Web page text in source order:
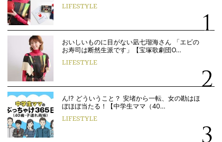
LIFESTYLE
おいしいものに目がない凪七瑠海さん 「エビの
お寿司は断然生派です」【宝塚歌劇団O…
LIFESTYLE
ん!? どういうこと？ 安堵から一転、女の勘はほ
ぼほぼ当たる！【中学生ママ（40…
LIFESTYLE